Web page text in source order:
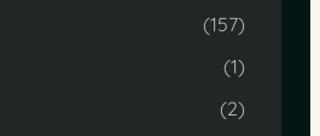
(157)
(1)
(2)